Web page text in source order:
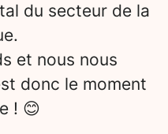
du secteur de la
et nous nous
donc le moment
! 😊